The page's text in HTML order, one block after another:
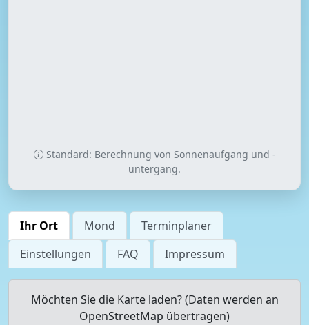
Standard: Berechnung von Sonnenaufgang und -
untergang.
Ihr Ort Mond
Terminplaner
Einstellungen
FAQ Impressum
Möchten Sie die Karte laden? (Daten werden an
OpenStreetMap übertragen)